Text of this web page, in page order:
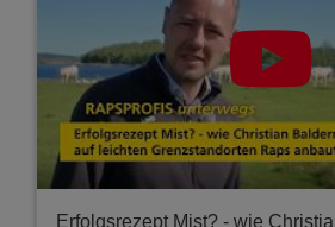
Erfolgsrezept Mist? - wie